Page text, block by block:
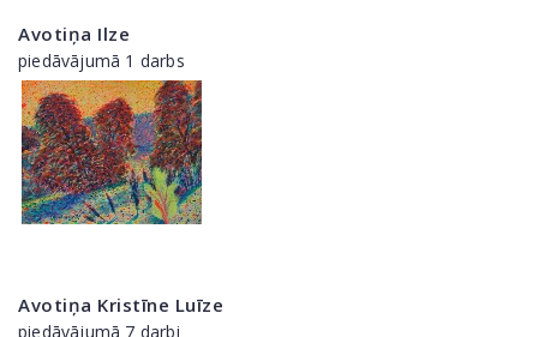
Avotiņa Ilze
piedāvājumā 1 darbs
Avotiņa Kristīne Luīze
piedāvājumā 7 darbi